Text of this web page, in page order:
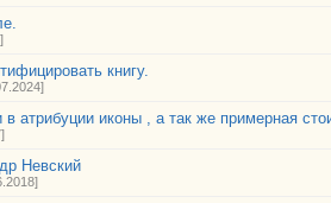
книгу.
атрибуции иконы , а так же примерная
Невский